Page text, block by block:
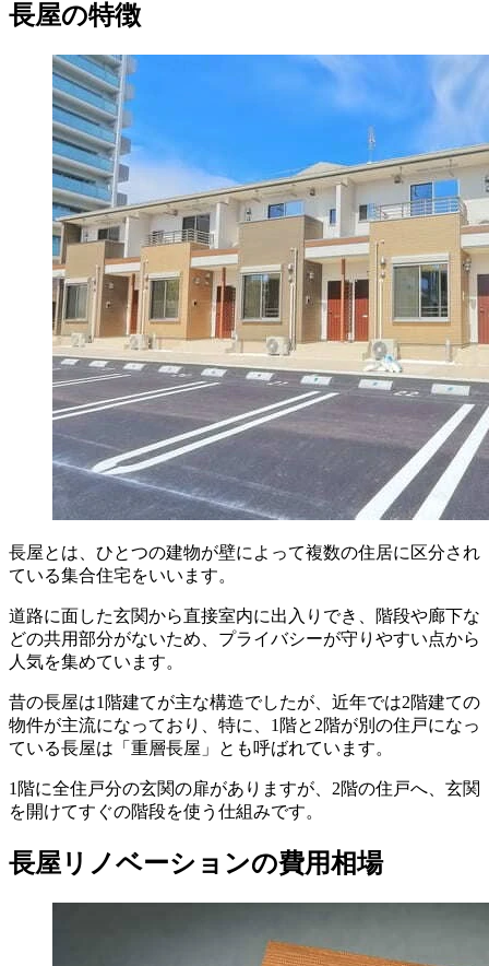
長屋の特徴
長屋とは、ひとつの建物が壁によって複数の住居に区分され
ている集合住宅をいいます。
道路に面した玄関から直接室内に出入りでき、階段や廊下な
どの共用部分がないため、プライバシーが守りやすい点から
人気を集めています。
昔の長屋は1階建てが主な構造でしたが、近年では2階建ての
物件が主流になっており、特に、1階と2階が別の住戸になっ
ている長屋は「重層長屋」とも呼ばれています。
1階に全住戸分の玄関の扉がありますが、2階の住戸へ、玄関
を開けてすぐの階段を使う仕組みです。
長屋リノベーションの費用相場